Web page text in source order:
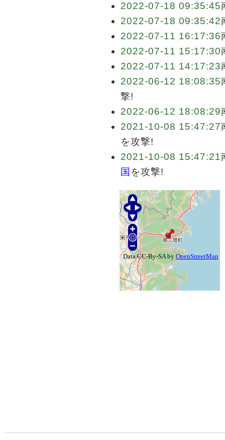
2022-07-18 09:35:45
2022-07-18 09:35:42
2022-07-11 16:17:36
2022-07-11 15:17:30
2022-07-11 14:17:23
2022-06-12 18:08:35
撃!
2022-06-12 18:08:29
2021-10-08 15:47:27
を攻撃!
2021-10-08 15:47:21
国 を攻撃!